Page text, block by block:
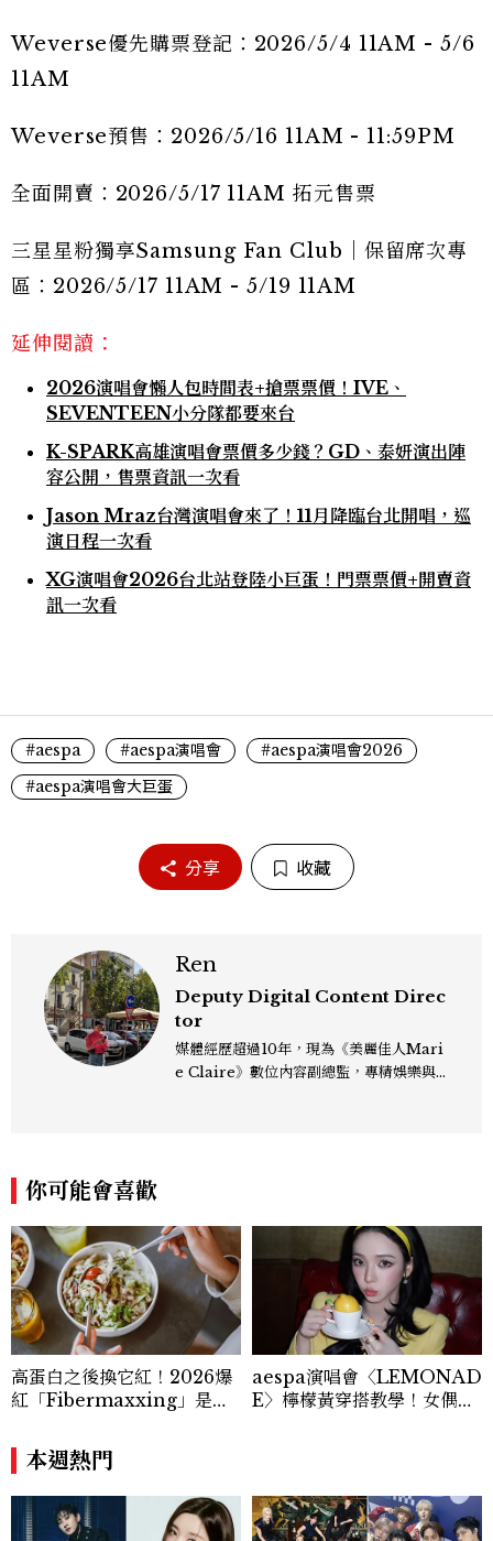
Weverse優先購票登記：2026/5/4 11AM - 5/6
11AM
Weverse預售：2026/5/16 11AM - 11:59PM
全面開賣：2026/5/17 11AM 拓元售票
三星星粉獨享Samsung Fan Club｜保留席次專
區：2026/5/17 11AM - 5/19 11AM
延伸閱讀：
2026演唱會懶人包時間表+搶票票價！IVE、
SEVENTEEN小分隊都要來台
K-SPARK高雄演唱會票價多少錢？GD、泰妍演出陣
容公開，售票資訊一次看
Jason Mraz台灣演唱會來了！11月降臨台北開唱，巡
演日程一次看
XG演唱會2026台北站登陸小巨蛋！門票票價+開賣資
訊一次看
#aespa #aespa演唱會
#aespa演唱會2026
#aespa演唱會大巨蛋
分享 收藏
Ren
Deputy Digital Content Direc
tor
媒體經歷超過10年，現為《美麗佳人Mari
e Claire》數位內容副總監，專精娛樂與
你可能會喜歡
高蛋白之後換它紅！2026爆
紅「Fibermaxxing」是什
狂吃菜
aespa演唱會〈LEMONAD
E〉檸檬黃穿搭教學！女偶像
本週熱門